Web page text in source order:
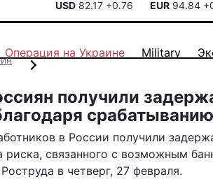
USD 82.17 +0.76 EUR 94.84
Операция на Украине Military
получили
в России получили
риска, связанного с возможным
в четверг, 27 февраля.